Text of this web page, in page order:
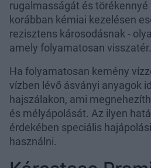
rugalmasságát és törékennyé
korábban kémiai kezelésen
rezisztens károsodásnak -
amely folyamatosan visszatér.
Ha folyamatosan kemény
vízben lévő ásványi anyagok
hajszálakon, ami
és mélyápolását. Az ilyen
érdekében speciális
használni.